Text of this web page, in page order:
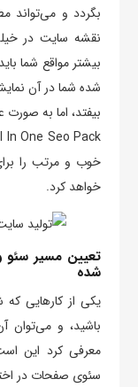
بگردد و می‌تواند
نقشه سایت در
بیشتر مواقع شما
شده شما در آن
بیفتد، اما به
خوب و مرتب را
خواهد کرد.
تعیین مسیر سئو
شده
یکی از کارهایی که
باشید، و می‌توان
معرفی کرد این
سئوی صفحات در